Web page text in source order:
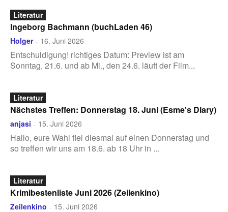
Literatur
Ingeborg Bachmann (buchLaden 46)
Holger - 16. Juni 2026
Entschuldigung! richtiges Datum: Preview ist am
Sonntag, 21.6. und ab Mi., den 24.6. läuft der Film...
Literatur
Nächstes Treffen: Donnerstag 18. Juni (Esme's Diary)
anjasi - 15. Juni 2026
Hallo, eure Wahl fiel diesmal auf einen Donnerstag und
so treffen wir uns am 18.6. ab 18 Uhr in ...
Literatur
Krimibestenliste Juni 2026 (Zeilenkino)
Zeilenkino - 15. Juni 2026